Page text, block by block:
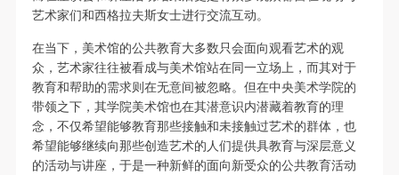
艺术家们和西格拉夫斯女士进行交流互动。
在当下，美术馆的公共教育大多数只会面向观看艺术的观
众，艺术家往往被看成与美术馆站在同一立场上，而其对于
教育和帮助的需求则在无意间被忽略。但在中央美术学院的
带领之下，其学院美术馆也在其潜意识内潜藏着教育的理
念，不仅希望能够教育那些接触和未接触过艺术的群体，也
希望能够继续向那些创造艺术的人们提供具教育与深层意义
的活动与讲座，于是一种新鲜的面向新受众的公共教育活动
人民共和国民法通则》若干问题的意见（试行）>的
有关规定，为明确肖像许可方（甲方）和使用方（乙
方）的权利义务关系，经双方友好协商，甲乙双方就
带有甲方肖像的作品的使用达成如下一致协议：
一、 一般约定
（1）、甲方为本协议中的肖像权人，自愿将自己的
肖像权许可乙方作符合本协议约定和法律规定的用
人民共和国民法通则》若干问题的意见（试行）>的
有关规定，为明确肖像许可方（甲方）和使用方（乙
方）的权利义务关系，经双方友好协商，甲乙双方就
带有甲方肖像的作品的使用达成如下一致协议：
一、 一般约定
（1）、甲方为本协议中的肖像权人，自愿将自己的
肖像权许可乙方作符合本协议约定和法律规定的用
人民共和国民法通则》若干问题的意见（试行）>的
有关规定，为明确肖像许可方（甲方）和使用方（乙
方）的权利义务关系，经双方友好协商，甲乙双方就
带有甲方肖像的作品的使用达成如下一致协议：
一、 一般约定
（1）、甲方为本协议中的肖像权人，自愿将自己的
肖像权许可乙方作符合本协议约定和法律规定的用